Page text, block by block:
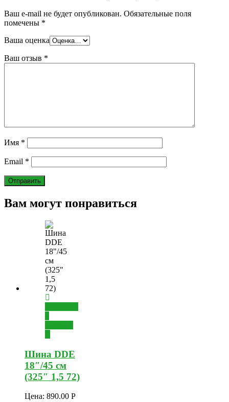
Ваш e-mail не будет опубликован. Обязательные поля
помечены *
Ваша оценка
Ваш отзыв *
Имя *
Email *
Вам могут понравиться
Шина DDE
18″/45 см
(325″ 1,5 72)
Цена: 890.00 Р